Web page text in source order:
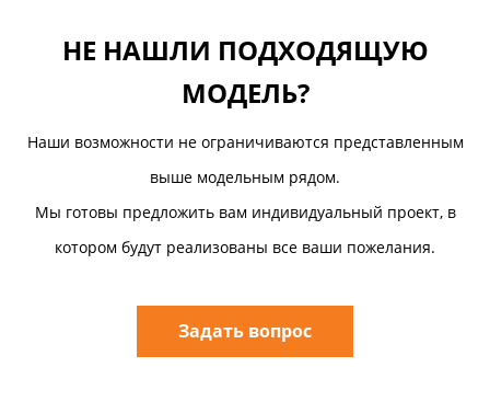
НЕ НАШЛИ ПОДХОДЯЩУЮ
МОДЕЛЬ?
Наши возможности не ограничиваются представленным
выше модельным рядом.
Мы готовы предложить вам индивидуальный проект, в
котором будут реализованы все ваши пожелания.
Задать вопрос